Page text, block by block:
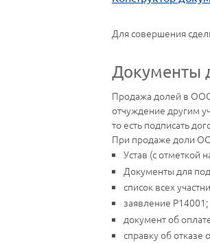
Для совершения
Документы
Продажа долей в ООО
отчуждение другим
то есть подписать
При продаже доли
Устав (с отметкой
Документы для
список всех
заявление Р14001;
документ об
справку об отказе